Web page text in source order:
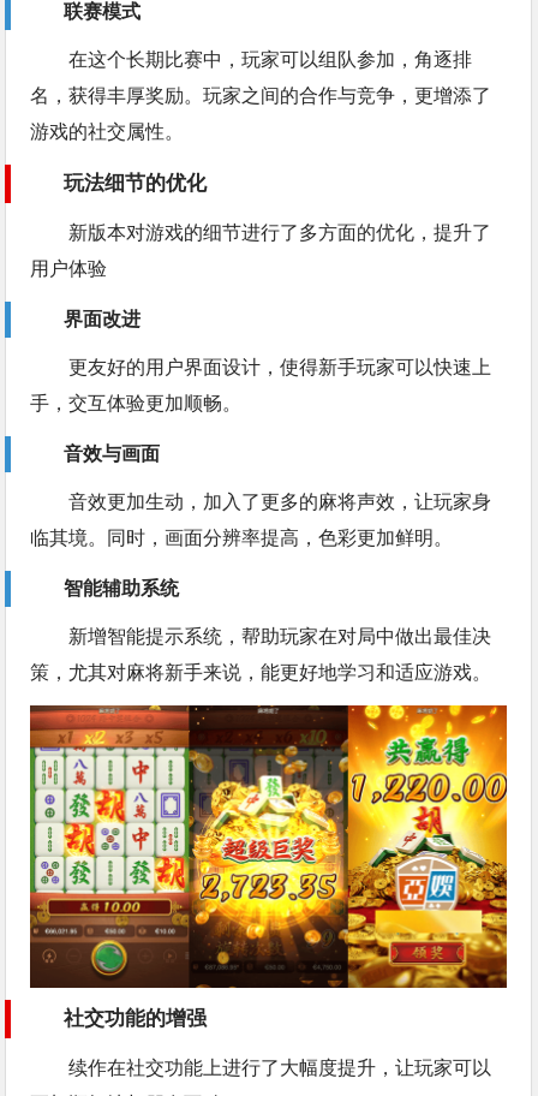
联赛模式
在这个长期比赛中，玩家可以组队参加，角逐排
名，获得丰厚奖励。玩家之间的合作与竞争，更增添了
游戏的社交属性。
玩法细节的优化
新版本对游戏的细节进行了多方面的优化，提升了
用户体验
界面改进
更友好的用户界面设计，使得新手玩家可以快速上
手，交互体验更加顺畅。
音效与画面
音效更加生动，加入了更多的麻将声效，让玩家身
临其境。同时，画面分辨率提高，色彩更加鲜明。
智能辅助系统
新增智能提示系统，帮助玩家在对局中做出最佳决
策，尤其对麻将新手来说，能更好地学习和适应游戏。
社交功能的增强
续作在社交功能上进行了大幅度提升，让玩家可以